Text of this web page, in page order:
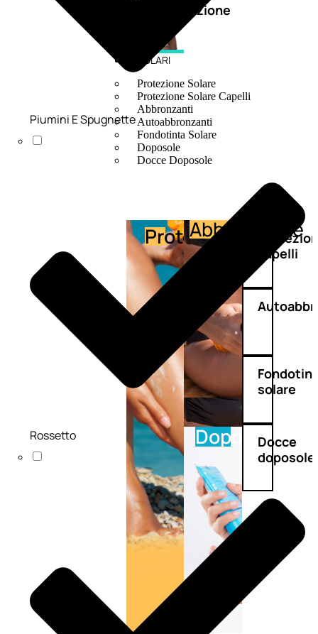
Colorazione
SOLARI
Protezione Solare
Protezione Solare Capelli
Abbronzanti
Autoabbronzanti
Fondotinta Solare
Doposole
Docce Doposole
ProtezioneAbbronzante
Doposole
capelli
solare
Docce
doposole
Piumini E Spugnette
Rossetto